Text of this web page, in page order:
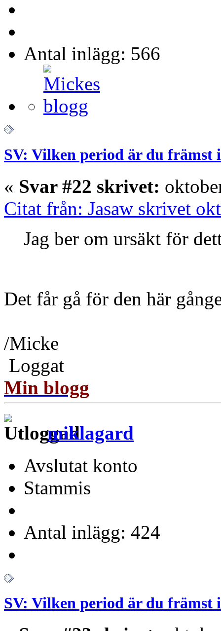
Antal inlägg: 566
SV: Vilken period är du främst
« Svar #22 skrivet:
Citat från: Jasaw skrivet
Jag ber om ursäkt för
Det får gå för den här
/Micke
Loggat
Min blogg
miklagard
Avslutat konto
Stammis
Antal inlägg: 424
SV: Vilken period är du främst